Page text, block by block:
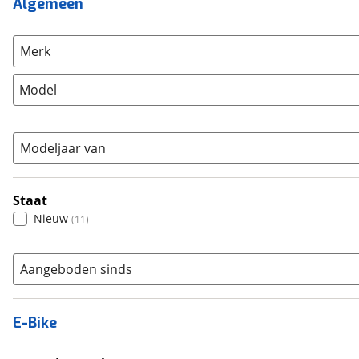
Overig (0)
Racefiets
Stadsfiets (11)
Tandem
Algemeen
Merk
Model
Modeljaar van
Staat
Nieuw (11)
Aangeboden sinds
E-Bike